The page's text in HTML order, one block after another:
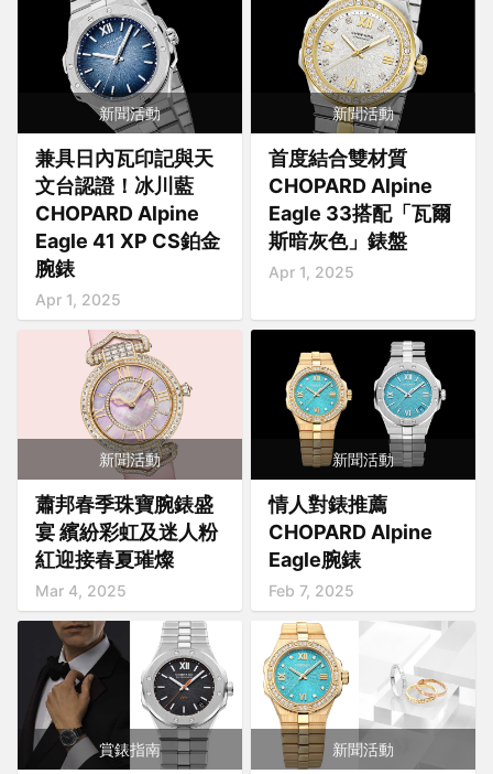
新聞活動
兼具日內瓦印記與天
文台認證！冰川藍
CHOPARD Alpine
Eagle 41 XP CS鉑金
腕錶
Apr 1, 2025
新聞活動
首度結合雙材質
CHOPARD Alpine
Eagle 33搭配「瓦爾
斯暗灰色」錶盤
Apr 1, 2025
新聞活動
蕭邦春季珠寶腕錶盛
宴 繽紛彩虹及迷人粉
紅迎接春夏璀燦
Mar 4, 2025
新聞活動
情人對錶推薦
CHOPARD Alpine
Eagle腕錶
Feb 7, 2025
賞錶指南 新聞活動